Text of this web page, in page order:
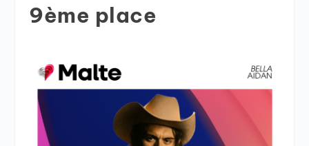
9ème place